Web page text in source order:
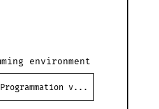
environment
Programmation v...